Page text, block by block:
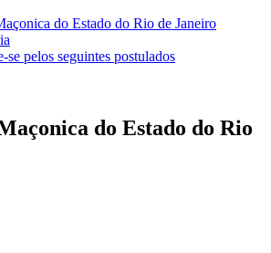
do Estado do Rio de Janeiro
se pelos seguintes postulados
do Estado do Rio